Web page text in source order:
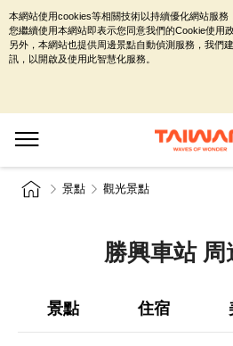
景點 觀光景點
勝興車站 周
景點 住宿
本網站使用cookies等相關技術以持續優化網站服
您繼續使用本網站即表示您同意我們的Cookie使用政
另外，本網站也提供周邊景點自動偵測服務，我們
訊，以開啟及使用此智慧化服務。